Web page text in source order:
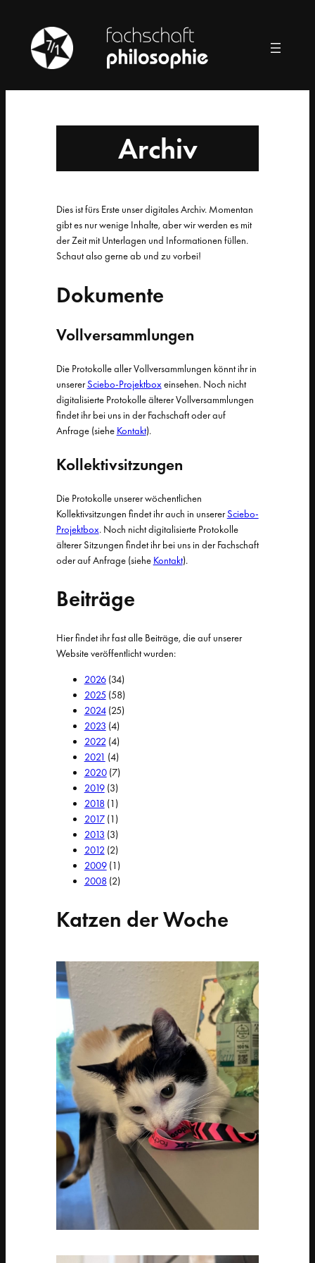
springen
Archiv
Dies ist fürs Erste unser digitales Archiv. Momentan
gibt es nur wenige Inhalte, aber wir werden es mit
der Zeit mit Unterlagen und Informationen füllen.
Schaut also gerne ab und zu vorbei!
Dokumente
Vollversammlungen
Die Protokolle aller Vollversammlungen könnt ihr in
unsererSciebo-Projektboxeinsehen. Noch nicht
digitalisierte Protokolle älterer Vollversammlungen
findet ihr bei uns in der Fachschaft oder auf
Anfrage (siehe Kontakt).
Kollektivsitzungen
Die Protokolle unserer wöchentlichen
Kollektivsitzungen findet ihr auch in unsererSciebo-
Projektbox. Noch nicht digitalisierte Protokolle
älterer Sitzungen findet ihr bei uns in der Fachschaft
oder auf Anfrage (siehe Kontakt).
Beiträge
Hier findet ihr fast alle Beiträge, die auf unserer
Website veröffentlicht wurden:
2026(34)
2025 (58)
2024(25)
2023 (4)
2022 (4)
2021 (4)
2020(7)
2019(3)
2018 (1)
2017(1)
2013 (3)
2012 (2)
2009(1)
2008 (2)
Katzen der Woche